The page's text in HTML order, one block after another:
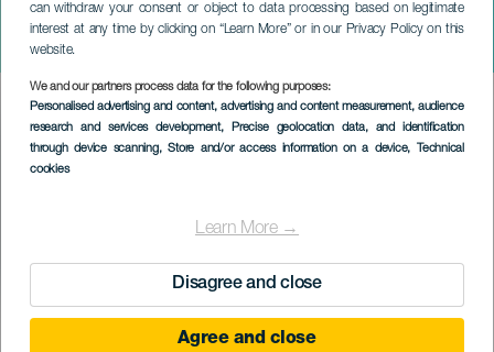
can withdraw your consent or object to data processing based on legitimate
interest at any time by clicking on “Learn More” or in our Privacy Policy on this
website.
We and our partners process data for the following purposes:
Personalised advertising and content, advertising and content measurement, audience
research and services development, Precise geolocation data, and identification
through device scanning, Store and/or access information on a device, Technical
cookies
Learn More →
Disagree and close
Agree and close
Lleides Freestyle
TENERIFFA
Imagen
Listado
TOTEUTUNUT TAPAHTUMA